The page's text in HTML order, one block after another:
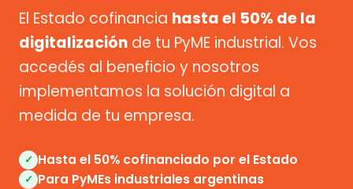
El Estado cofinancia hasta el 50% de la
digitalización de tu PyME industrial. Vos
accedés al beneficio y nosotros
implementamos la solución digital a
medida de tu empresa.
✓ Hasta el 50% cofinanciado por el Estado
✓ Para PyMEs industriales argentinas